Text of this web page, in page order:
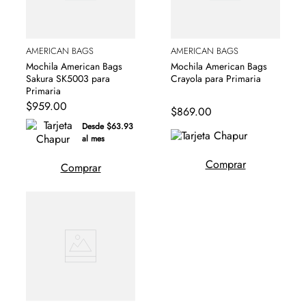
AMERICAN BAGS
Mochila American Bags
Sakura SK5003 para
Primaria
$959.00
Desde $63.93
al mes
Comprar
AMERICAN BAGS
Mochila American Bags
Crayola para Primaria
$869.00
Comprar